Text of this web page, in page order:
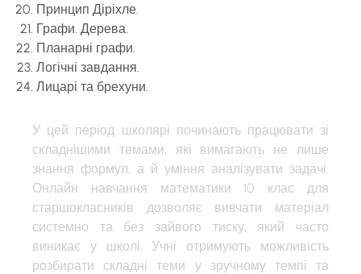
Принцип Діріхле.
Графи. Дерева.
Планарні графи.
Логічні завдання.
Лицарі та брехуни.
У цей період школярі починають працювати зі
складнішими темами, які вимагають не лише
знання формул, а й уміння аналізувати задачі.
Онлайн навчання математики 10 клас для
старшокласників дозволяє вивчати матеріал
системно та без зайвого тиску, який часто
виникає у школі. Учні отримують можливість
розбирати складні теми у зручному темпі та